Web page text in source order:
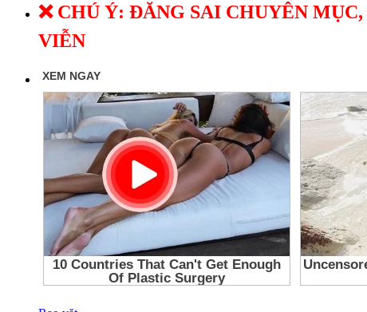
❌ CHÚ Ý: ĐĂNG SAI CHUYÊN
VIỄN